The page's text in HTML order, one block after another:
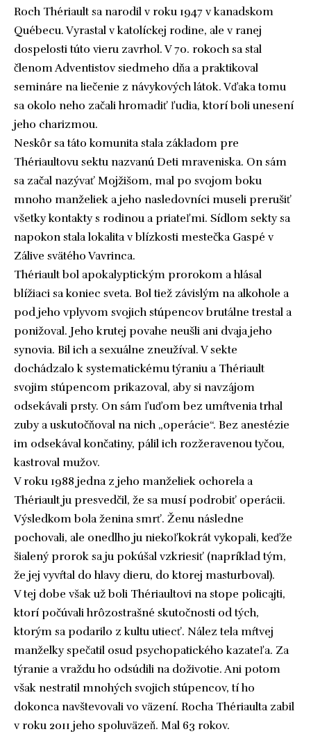
Roch Thériault sa narodil v roku 1947 v kanadskom
Québecu. Vyrastal v katolíckej rodine, ale v ranej
dospelosti túto vieru zavrhol. V 70. rokoch sa stal
členom Adventistov siedmeho dňa a praktikoval
semináre na liečenie z návykových látok. Vďaka tomu
sa okolo neho začali hromadiť ľudia, ktorí boli unesení
jeho charizmou.
Neskôr sa táto komunita stala základom pre
Thériaultovu sektu nazvanú Deti mraveniska. On sám
sa začal nazývať Mojžišom, mal po svojom boku
mnoho manželiek a jeho nasledovníci museli prerušiť
všetky kontakty s rodinou a priateľmi. Sídlom sekty sa
napokon stala lokalita v blízkosti mestečka Gaspé v
Zálive svätého Vavrinca.
Thériault bol apokalyptickým prorokom a hlásal
blížiaci sa koniec sveta. Bol tiež závislým na alkohole a
pod jeho vplyvom svojich stúpencov brutálne trestal a
ponižoval. Jeho krutej povahe neušli ani dvaja jeho
synovia. Bil ich a sexuálne zneužíval. V sekte
dochádzalo k systematickému týraniu a Thériault
svojim stúpencom prikazoval, aby si navzájom
odsekávali prsty. On sám ľuďom bez umŕtvenia trhal
zuby a uskutočňoval na nich „operácie“. Bez anestézie
im odsekával končatiny, pálil ich rozžeravenou tyčou,
kastroval mužov.
V roku 1988 jedna z jeho manželiek ochorela a
Thériault ju presvedčil, že sa musí podrobiť operácii.
Výsledkom bola ženina smrť. Ženu následne
pochovali, ale onedlho ju niekoľkokrát vykopali, keďže
šialený prorok sa ju pokúšal vzkriesiť (napríklad tým,
že jej vyvŕtal do hlavy dieru, do ktorej masturboval).
V tej dobe však už boli Thériaultovi na stope policajti,
ktorí počúvali hrôzostrašné skutočnosti od tých,
ktorým sa podarilo z kultu utiecť. Nález tela mŕtvej
manželky spečatil osud psychopatického kazateľa. Za
týranie a vraždu ho odsúdili na doživotie. Ani potom
však nestratil mnohých svojich stúpencov, tí ho
dokonca navštevovali vo väzení. Rocha Thériaulta zabil
v roku 2011 jeho spoluväzeň. Mal 63 rokov.